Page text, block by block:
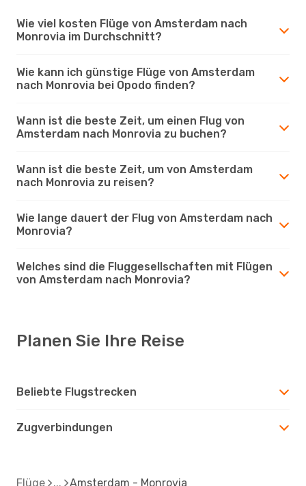
Wie viel kosten Flüge von Amsterdam nach
Monrovia im Durchschnitt?
Wie kann ich günstige Flüge von Amsterdam
nach Monrovia bei Opodo finden?
Wann ist die beste Zeit, um einen Flug von
Amsterdam nach Monrovia zu buchen?
Wann ist die beste Zeit, um von Amsterdam
nach Monrovia zu reisen?
Wie lange dauert der Flug von Amsterdam nach
Monrovia?
Welches sind die Fluggesellschaften mit Flügen
von Amsterdam nach Monrovia?
Planen Sie Ihre Reise
Beliebte Flugstrecken
Zugverbindungen
Flüge Amsterdam - Monrovia